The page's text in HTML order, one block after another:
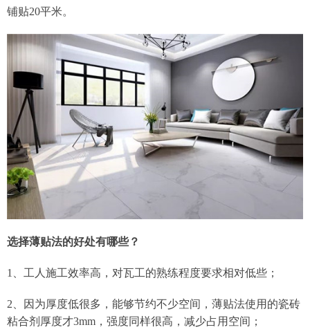
铺贴20平米。
选择薄贴法的好处有哪些？
1、工人施工效率高，对瓦工的熟练程度要求相对低些；
2、因为厚度低很多，能够节约不少空间，薄贴法使用的瓷砖
粘合剂厚度才3mm，强度同样很高，减少占用空间；